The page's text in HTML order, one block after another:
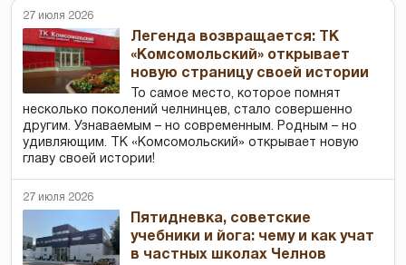
27 июля 2026
Легенда возвращается: ТК
«Комсомольский» открывает
новую страницу своей истории
То самое место, которое помнят
несколько поколений челнинцев, стало совершенно
другим. Узнаваемым – но современным. Родным – но
удивляющим. ТК «Комсомольский» открывает новую
главу своей истории!
27 июля 2026
Пятидневка, советские
учебники и йога: чему и как учат
в частных школах Челнов